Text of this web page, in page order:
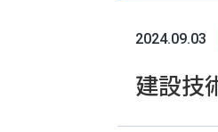
2024.09.03
建設技